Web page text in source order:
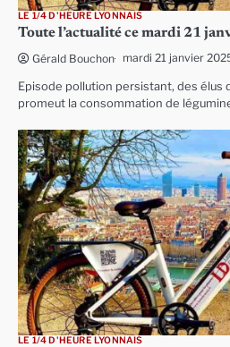
LE 1/4 D'HEURE LYONNAIS
Toute l’actualité ce mardi 21
Gérald Bouchon mardi 21 janvier
Episode pollution persistant, des élus
promeut la consommation de
LE 1/4 D'HEURE LYONNAIS